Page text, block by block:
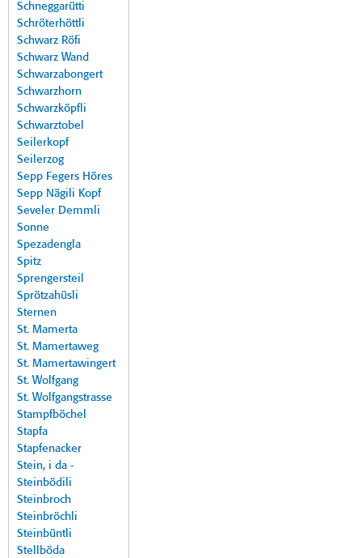
Schneggarütti
Schröterhöttli
Schwarz Röfi
Schwarz Wand
Schwarzabongert
Schwarzhorn
Schwarzköpfli
Schwarztobel
Seilerkopf
Seilerzog
Sepp Fegers Höres
Sepp Nägili Kopf
Seveler Demmli
Sonne
Spezadengla
Spitz
Sprengersteil
Sprötzahüsli
Sternen
St. Mamerta
St. Mamertaweg
St. Mamertawingert
St. Wolfgang
St. Wolfgangstrasse
Stampfböchel
Stapfa
Stapfenacker
Stein, i da -
Steinbödili
Steinbroch
Steinbröchli
Steinbüntli
Stellböda